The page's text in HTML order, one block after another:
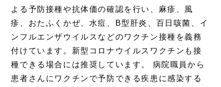
よる予防接種や抗体価の確認を行い、麻疹、風
疹、おたふくかぜ、水痘、B型肝炎、百日咳菌、イ
ンフルエンザウイルスなどのワクチン接種を義務
付けています。新型コロナウイルスワクチンも接
種できる場合には推奨しています。 病院職員から
患者さんにワクチンで予防できる疾患に感染する